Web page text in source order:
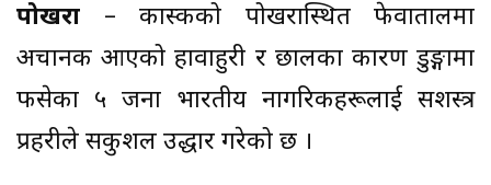
पोखरा – कास्कीको पोखरास्थित फेवातालमा
अचानक आएको हावाहुरी र छालका कारण डुङ्गामा
फसेका ५ जना भारतीय नागरिकहरूलाई सशस्त्र
प्रहरीले सकुशल उद्धार गरेको छ ।